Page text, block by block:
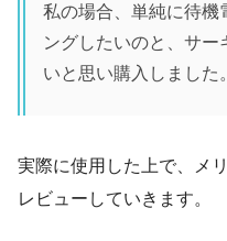
私の場合、単純に待機
ングしたいのと、サー
いと思い購入しました。
実際に使用した上で、メ
レビューしていきます。